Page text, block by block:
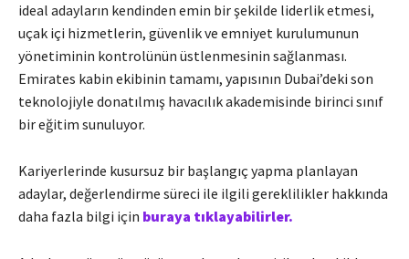
ideal adayların kendinden emin bir şekilde liderlik etmesi,
uçak içi hizmetlerin, güvenlik ve emniyet kurulumunun
yönetiminin kontrolünün üstlenmesinin sağlanması.
Emirates kabin ekibinin tamamı, yapısının Dubai’deki son
teknolojiyle donatılmış havacılık akademisinde birinci sınıf
bir eğitim sunuluyor.
Kariyerlerinde kusursuz bir başlangıç yapma planlayan
adaylar, değerlendirme süreci ile ilgili gereklilikler hakkında
daha fazla bilgi için buraya tıklayabilirler.